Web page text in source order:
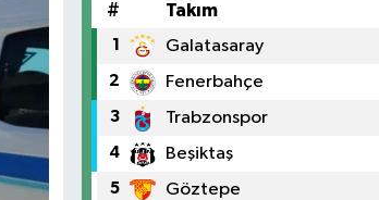
# Takım
1 Galatasaray
2 Fenerbahçe
3 Trabzonspor
4 Beşiktaş
5 Göztepe